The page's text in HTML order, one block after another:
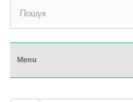
Menu